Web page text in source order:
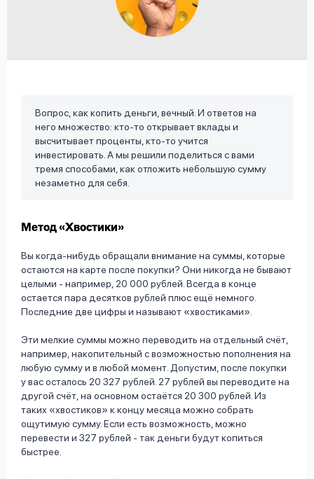
Вопрос, как копить деньги, вечный. И ответов на
него множество: кто-то открывает вклады и
высчитывает проценты, кто-то учится
инвестировать. А мы решили поделиться с вами
тремя способами, как отложить небольшую сумму
незаметно для себя.
Метод «Хвостики»
Вы когда-нибудь обращали внимание на суммы, которые
остаются на карте после покупки? Они никогда не бывают
целыми - например, 20 000 рублей. Всегда в конце
остается пара десятков рублей плюс ещё немного.
Последние две цифры и называют «хвостиками».
Эти мелкие суммы можно переводить на отдельный счёт,
например, накопительный с возможностью пополнения на
любую сумму и в любой момент. Допустим, после покупки
у вас осталось 20 327 рублей. 27 рублей вы переводите на
другой счёт, на основном остаётся 20 300 рублей. Из
таких «хвостиков» к концу месяца можно собрать
ощутимую сумму. Если есть возможность, можно
перевести и 327 рублей - так деньги будут копиться
быстрее.
Оформить заявку
Войти под другим номером
Ответы
на
вопросы